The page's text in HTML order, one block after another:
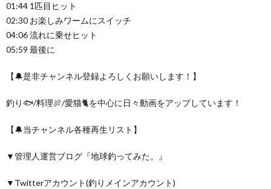
01:44 1匹目ヒット
02:30 お楽しみワームにスイッチ
04:06 流れに乗せヒット
05:59 最後に
【🔔是非チャンネル登録よろしくお願いします！】
釣り🐟/料理🍖/愛猫🐈を中心に日々動画をアップしています！
【🔔当チャンネル各種再生リスト】
▼管理人運営ブログ『地球釣ってみた。』
▼Twitterアカウント(釣りメインアカウント)